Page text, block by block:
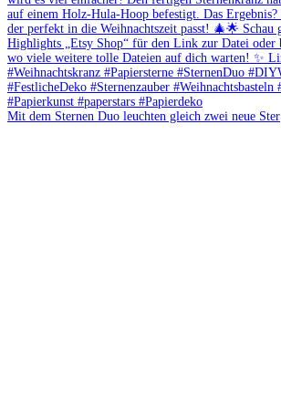
Mit dem Sternen Duo leuchten gleich zwei neue Ster